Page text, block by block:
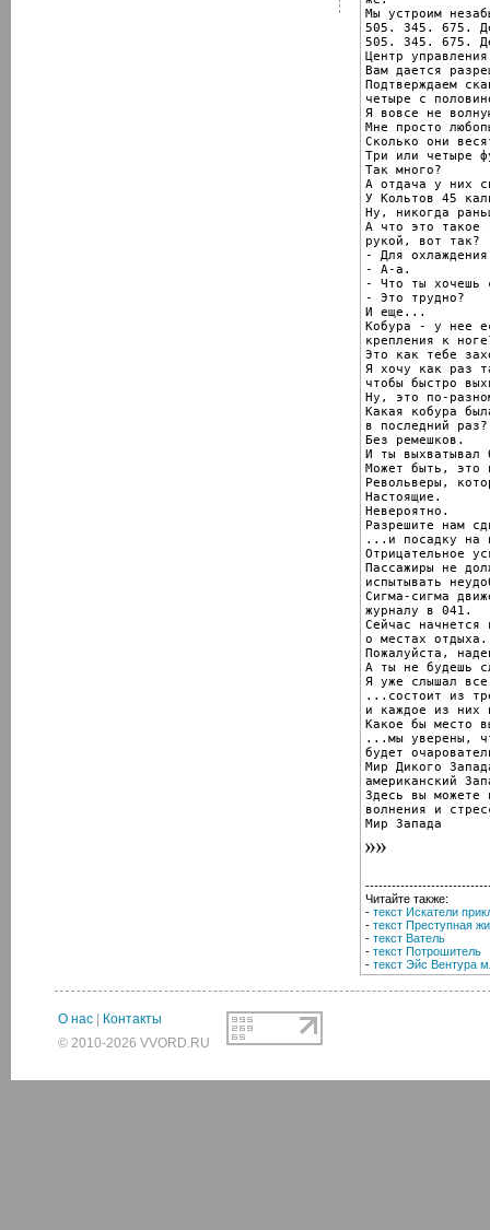
Мы устроим
505. 345. 675.
505. 345. 675.
Центр
Вам дается
Подтверждаем
четыре с
Я вовсе не
Мне просто
Сколько они
Три или четыре
Так много?
А отдача у них
У Кольтов 45
Ну, никогда
А что это такое
рукой, вот так?
- Для
- А-а.
- Что ты хочешь
- Это трудно?
И еще...
Кобура - у нее
крепления к
Это как тебе
Я хочу как раз
чтобы быстро
Ну, это по-
Какая кобура
в последний раз?
Без ремешков.
И ты выхватывал
Может быть, это
Револьверы,
Настоящие.
Невероятно.
Разрешите нам
...и посадку на
Отрицательное
Пассажиры не
испытывать
Сигма-сигма
журналу в 041.
Сейчас начнется
о местах отдыха.
Пожалуйста,
А ты не будешь
Я уже слышал
...состоит из
и каждое из них
Какое бы место
...мы уверены,
будет
Мир Дикого
американский
Здесь вы можете
волнения и
Мир Запада
Читайте также:
- текст Искатели
- текст Преступная
- текст Ватель
- текст Потрошитель
- текст Эйс Вентура
О нас
Контакты
© 2010-2026 VVORD.RU